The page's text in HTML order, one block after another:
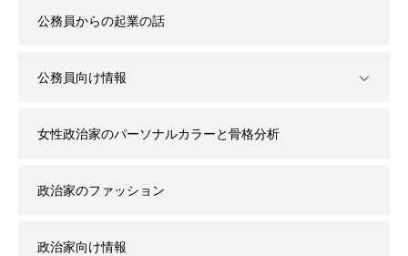
公務員からの起業の話
公務員向け情報
女性政治家のパーソナルカラーと骨格分析
政治家のファッション
政治家向け情報